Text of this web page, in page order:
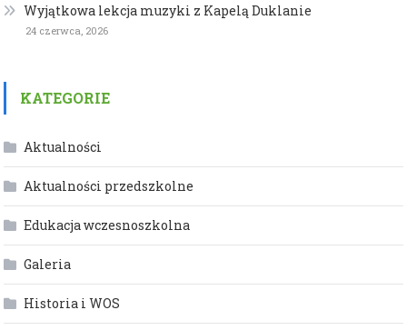
Wyjątkowa lekcja muzyki z Kapelą Duklanie
24 czerwca, 2026
KATEGORIE
Aktualności
Aktualności przedszkolne
Edukacja wczesnoszkolna
Galeria
Historia i WOS